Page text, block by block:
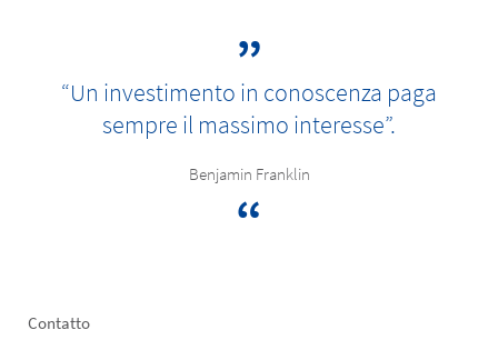
“Un investimento in conoscenza paga
sempre il massimo interesse”.
Benjamin Franklin
Footer
Contatto